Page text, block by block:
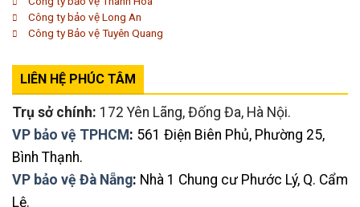
Công ty bảo vệ Long An
Công ty Bảo vệ Tuyên Quang
LIÊN HỆ PHÚC TÂM
Trụ sở chính: 172 Yên Lãng, Đống Đa, Hà Nội.
VP bảo vệ TPHCM : 561 Điện Biên Phủ, Phường 25,
Bình Thạnh.
VP bảo vệ Đà Nẵng: Nhà 1 Chung cư Phước Lý, Q. Cẩm
Lệ.